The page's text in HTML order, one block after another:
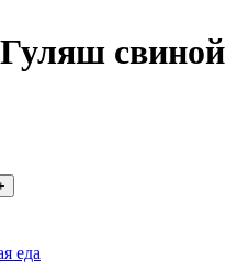
свиной
еда